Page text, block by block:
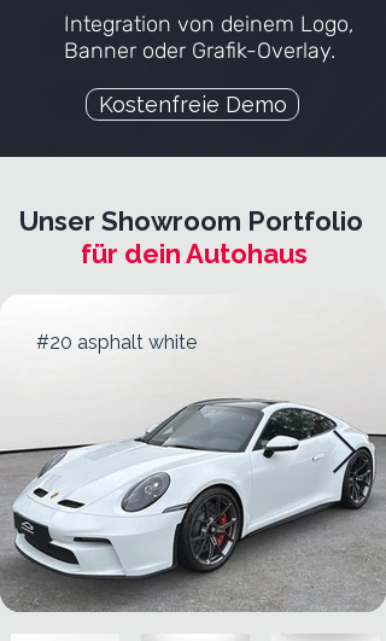
Integration von deinem Logo,
Banner oder Grafik-Overlay.
Kostenfreie Demo
Unser Showroom Portfolio
für dein Autohaus
#20 asphalt white